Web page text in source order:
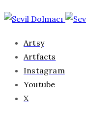
Artsy
Artfacts
Instagram
Youtube
X